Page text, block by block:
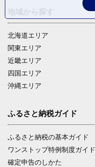
北海道エリア
関東エリア
近畿エリア
四国エリア
沖縄エリア
ふるさと納税ガイド
ふるさと納税の基本ガイド
ワンストップ特例制度ガイド
確定申告のしかた